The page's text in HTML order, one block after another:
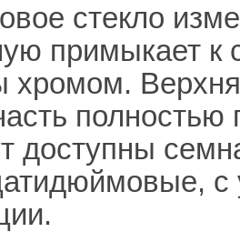
стекло
примыкает к
хромом.
доступны
с